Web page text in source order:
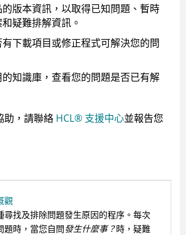
版本資訊，以取得已知問題、暫時
疑難排解資訊。
下載項目或修正程式可解決您的問
知識庫，查看您的問題是否已有解
助，請聯絡 HCL® 支援中心並報告您
觀
尋找及排除問題發生原因的程序。每次
題時，當您自問發生什麼事？時，疑難